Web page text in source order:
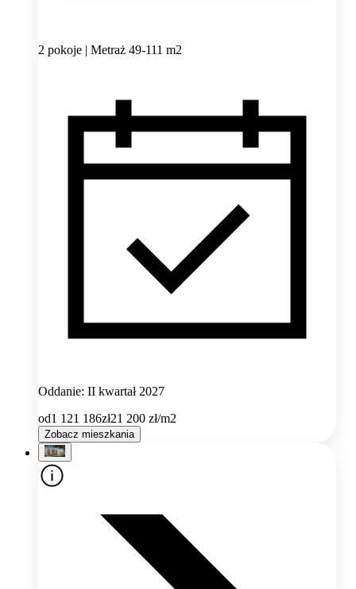
2 pokoje | Metraż 49-111 m2
Oddanie: II kwartał 2027
od1 121 186zł21 200 zł/m2
Zobacz mieszkania